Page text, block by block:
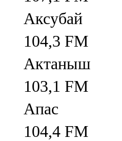
Аксубай
104,3 FM
Актаныш
103,1 FM
Апас
104,4 FM